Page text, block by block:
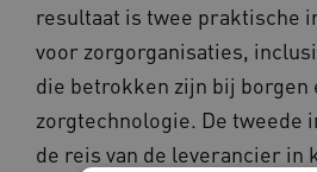
resultaat is twee praktische
voor zorgorganisaties,
die betrokken zijn bij borgen
zorgtechnologie. De tweede
de reis van de leverancier in